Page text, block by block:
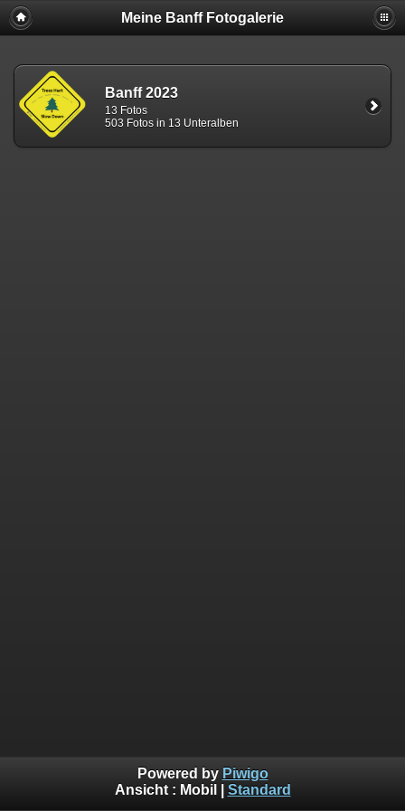
Meine Banff Fotogalerie
Banff 2023
13 Fotos
503 Fotos in 13 Unteralben
Powered by Piwigo
Ansicht : Mobil Standard